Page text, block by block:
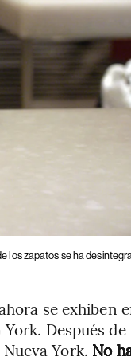
los zapatos se ha
se exhiben
Después de
York. No